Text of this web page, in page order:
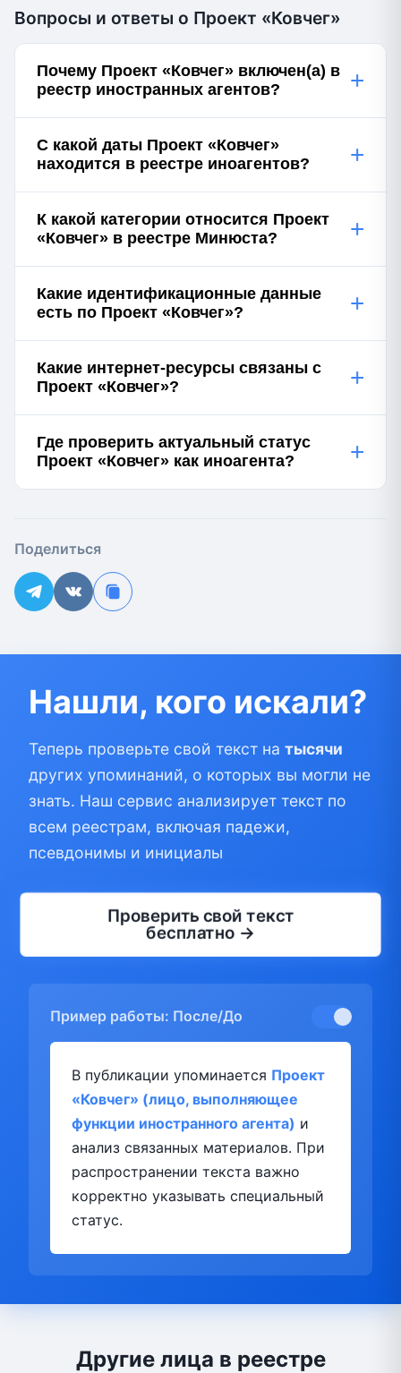
Вопросы и ответы о Проект «Ковчег»
Почему Проект «Ковчег» включен(а) в
реестр иностранных агентов?
+
С какой даты Проект «Ковчег»
находится в реестре иноагентов?
+
К какой категории относится Проект
«Ковчег» в реестре Минюста?
+
Какие идентификационные данные
есть по Проект «Ковчег»?
+
Какие интернет-ресурсы связаны с
Проект «Ковчег»?
+
Где проверить актуальный статус
Проект «Ковчег» как иноагента?
+
Поделиться
Нашли, кого искали?
Теперь проверьте свой текст на тысячи
других упоминаний, о которых вы могли не
знать. Наш сервис анализирует текст по
всем реестрам, включая падежи,
псевдонимы и инициалы
Проверить свой текст
бесплатно →
Пример работы: После/До
В публикации упоминается Проект
«Ковчег» (лицо, выполняющее
функции иностранного агента) и
анализ связанных материалов. При
распространении текста важно
корректно указывать специальный
статус.
Другие лица в реестре